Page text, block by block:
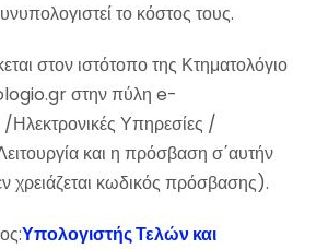
το κόστος τους.
στον ιστότοπο της Κτηματολόγιο
στην πύλη e-
Υπηρεσίες /
και η πρόσβαση σ΄αυτήν
χρειάζεται κωδικός πρόσβασης).
Υπολογιστής Τελών και